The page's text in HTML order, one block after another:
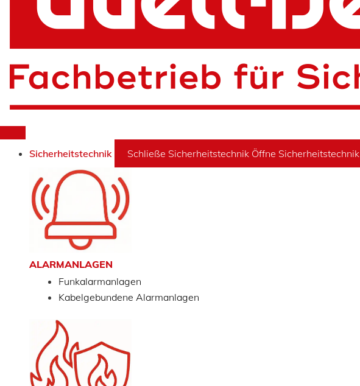
Sicherheitstechnik Schließe Sicherheitstechnik Öffne Sicherheitstechnik
ALARMANLAGEN
Funkalarmanlagen
Kabelgebundene Alarmanlagen